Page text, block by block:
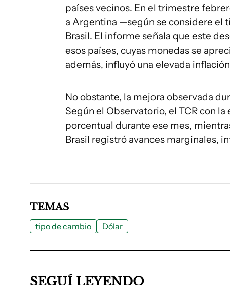
países vecinos. En el trimestre
a Argentina —según se considere el
Brasil. El informe señala que este
esos países, cuyas monedas se
además, influyó una elevada
No obstante, la mejora observada
Según el Observatorio, el TCR con
porcentual durante ese mes,
Brasil registró avances marginales,
TEMAS
tipo de cambio Dólar
SEGUÍ LEYENDO